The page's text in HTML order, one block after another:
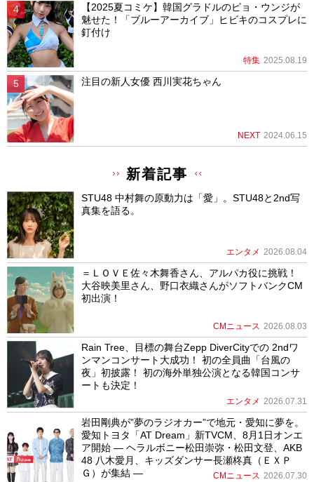
【2025夏コミケ】韓国グラドルのピョ・ウンジが
魅せた！「ブルーアーカイブ」ヒビキのコスプレに
釘付け
特集 2025.08.19
注目の新人女優 西川実花ちゃん
NEXT 2024.06.15
新着記事
STU48 中村舞の原動力は「愛」。STU48と2nd写
真集を語る。
エンタメ 2026.08.04
＝ＬＯＶＥ佐々木舞香さん、アルパカ役に挑戦！
大谷映美里さん、野口衣織さんがソフトバンクCM
初出演！
CMニュース 2026.08.03
Rain Tree、目標の舞台Zepp DiverCityでの 2ndワ
ンマンコンサート大成功！ 初の全員曲「台風の
夜」初披露！ 初の海外単独公演となる韓国コンサ
ートも決定！
エンタメ 2026.07.31
岩田剛典が”夢のラジオカー”で地元・愛知に夢を。
愛知トヨタ「AT Dream」新TVCM、8月1日オンエ
ア開始 ― ヘラルボニー松田崇弥・松田文登、AKB
48 八木愛月、キッズダンサー長瀬柊真（ＥＸＰ
Ｇ）が集結 ―
CMニュース 2026.07.30